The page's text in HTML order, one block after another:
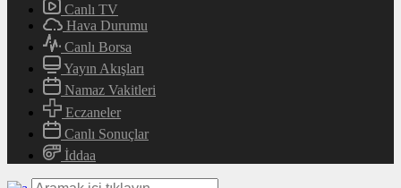
Canlı TV
Hava Durumu
Canlı Borsa
Yayın Akışları
Namaz Vakitleri
Eczaneler
Canlı Sonuçlar
İddaa